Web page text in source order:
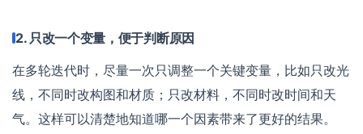
2. 只改一个变量，便于判断原因
在多轮迭代时，尽量一次只调整一个关键变量，比如只改光
线，不同时改构图和材质；只改材料，不同时改时间和天
气。这样可以清楚地知道哪一个因素带来了更好的结果。